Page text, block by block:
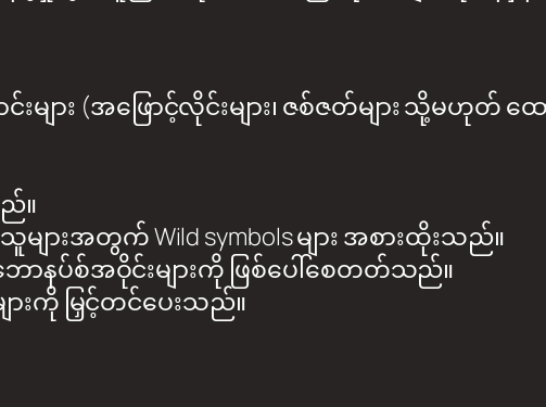
ျား (အဖြောင့်လိုင်းများ၊ ဇစ်ဇတ်များ သို့မဟုတ် ထေ
။
များအတွက် Wild symbols များ အစားထိုးသည်။
နပ်စ်အဝိုင်းများကို ဖြစ်ပေါ်စေတတ်သည်။
ားကို မြှင့်တင်ပေးသည်။